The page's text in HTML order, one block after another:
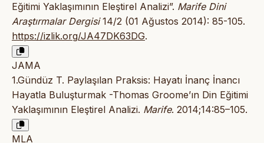
Eğitimi Yaklaşımının Eleştirel Analizi”. Marife Dini
Araştırmalar Dergisi14/2 (01 Ağustos 2014): 85-105.
https://izlik.org/JA47DK63DG.
JAMA
1.Gündüz T. Paylaşılan Praksis: Hayatı İnanç İnancı
Hayatla Buluşturmak -Thomas Groome’ın Din Eğitimi
Yaklaşımının Eleştirel Analizi. Marife. 2014;14:85–105.
MLA